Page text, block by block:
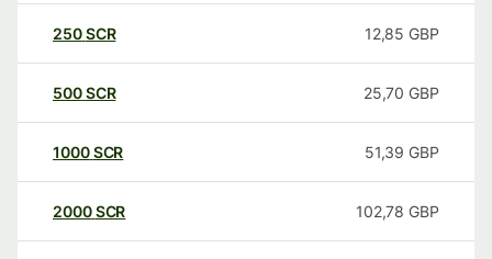
250SCR 12,85 GBP
500SCR 25,70 GBP
1000SCR 51,39 GBP
2000SCR 102,78 GBP